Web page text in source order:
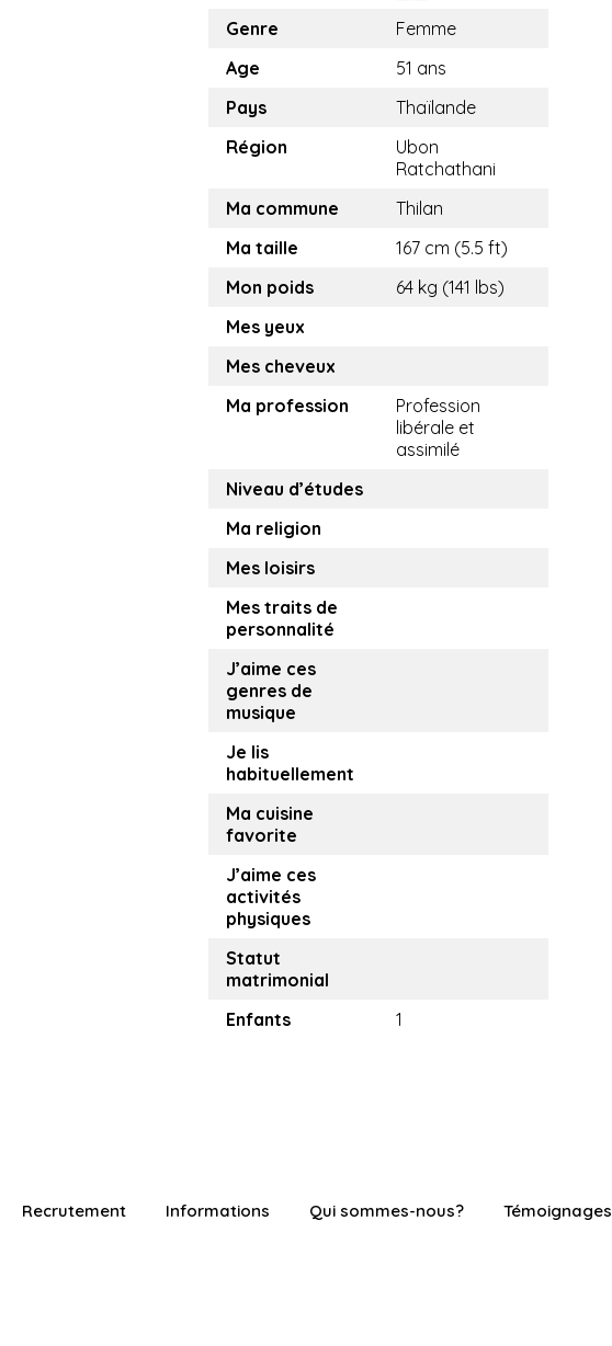
Genre
Femme
Age
51 ans
Pays
Thaïlande
Région
Ubon
Ratchathani
Ma commune
Thilan
Ma taille
167 cm (5.5 ft)
Mon poids
64 kg (141 lbs)
Mes yeux
Mes cheveux
Ma profession
Profession
libérale et
assimilé
Niveau d’études
Ma religion
Mes loisirs
Mes traits de
personnalité
J’aime ces
genres de
musique
Je lis
habituellement
Ma cuisine
favorite
J’aime ces
activités
physiques
Statut
matrimonial
Enfants
1
Recrutement Informations Qui sommes-nous? Témoignages